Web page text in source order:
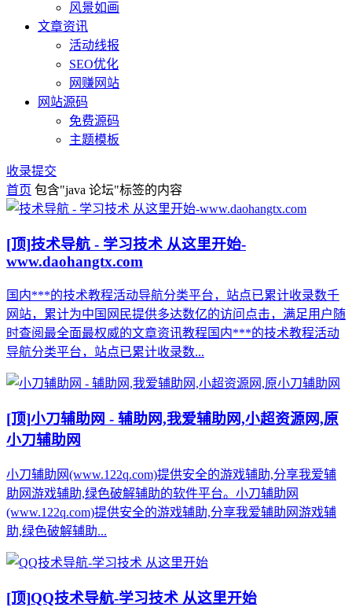
风景如画
文章资讯
活动线报
SEO优化
网赚网站
网站源码
免费源码
主题模板
收录提交
首页 包含"java 论坛"标签的内容
[顶]技术导航 - 学习技术 从这里开始-
www.daohangtx.com
国内***的技术教程活动导航分类平台，站点已累计收录数千
网站，累计为中国网民提供多达数亿的访问点击，满足用户随
时查阅最全面最权威的文章资讯教程国内***的技术教程活动
导航分类平台，站点已累计收录数...
[顶]小刀辅助网 - 辅助网,我爱辅助网,小超资源网,原
小刀辅助网
小刀辅助网(www.122q.com)提供安全的游戏辅助,分享我爱辅
助网游戏辅助,绿色破解辅助的软件平台。小刀辅助网
(www.122q.com)提供安全的游戏辅助,分享我爱辅助网游戏辅
助,绿色破解辅助...
[顶]QQ技术导航-学习技术 从这里开始